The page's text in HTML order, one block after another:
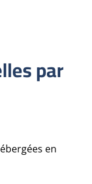
par
en